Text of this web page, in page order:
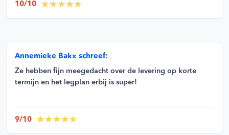
10/10
Annemieke Bakx schreef:
Ze hebben fijn meegedacht over de levering op korte
termijn en het legplan erbij is super!
9/10